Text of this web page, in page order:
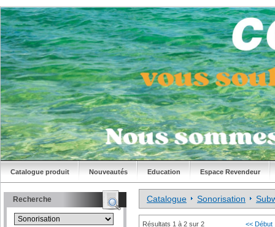
Catalogue produit Nouveautés Education Espace Revendeur
Recherche Catalogue Sonorisation
Résultats 1 à 2 sur 2 << Début